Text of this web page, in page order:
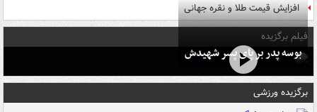
افزایش قیمت طلا و نقره جهانی
فیلم برگزیده
بوسه‌ پدر بر پای پسر شهیدش
برگزیده ورزشی